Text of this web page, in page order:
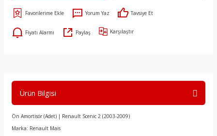
Yorum Yaz Tavsiye Et
Fiyatı Alarmı Paylaş Karşılaştır
Ürün Bilgisi
Ön Amortisör (Adet) | Renault Scenic 2 (2003-2009)
Marka: Renault Mais